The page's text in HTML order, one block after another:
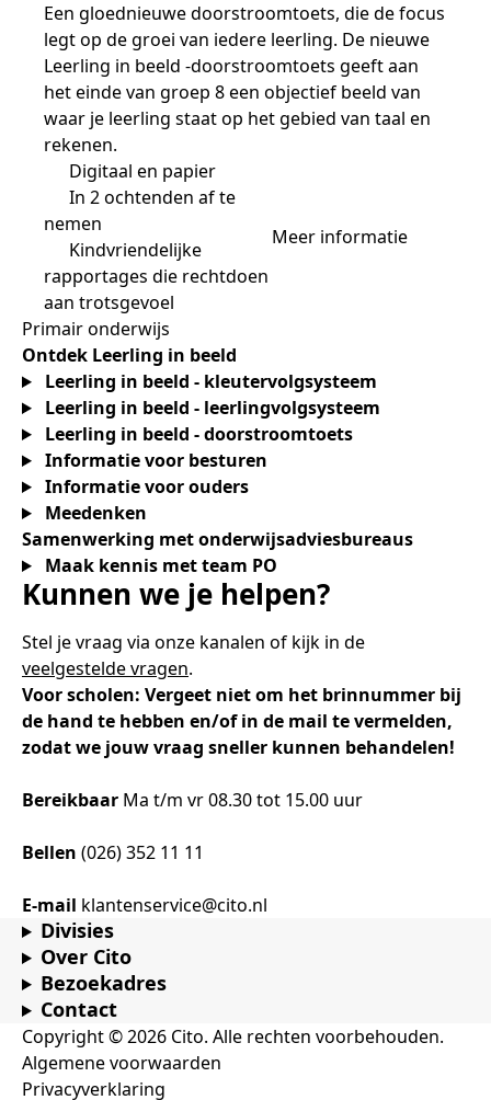
Een gloednieuwe doorstroomtoets, die de focus
legt op de groei van iedere leerling. De nieuwe
Leerling in beeld -doorstroomtoets geeft aan
het einde van groep 8 een objectief beeld van
waar je leerling staat op het gebied van taal en
rekenen.
Digitaal en papier
In 2 ochtenden af te
nemen
Kindvriendelijke
rapportages die rechtdoen
aan trotsgevoel
Meer informatie
Primair onderwijs
Ontdek Leerling in beeld
Leerling in beeld - kleutervolgsysteem
Leerling in beeld - leerlingvolgsysteem
Leerling in beeld - doorstroomtoets
Informatie voor besturen
Informatie voor ouders
Meedenken
Samenwerking met onderwijsadviesbureaus
Maak kennis met team PO
Kunnen we je helpen?
Stel je vraag via onze kanalen of kijk in de
veelgestelde vragen.
Voor scholen: Vergeet niet om het brinnummer bij
de hand te hebben en/of in de mail te vermelden,
zodat we jouw vraag sneller kunnen behandelen!
Bereikbaar Ma t/m vr 08.30 tot 15.00 uur
Bellen (026) 352 11 11
E-mail klantenservice@cito.nl
Divisies
Over Cito
Bezoekadres
Contact
Copyright © 2026 Cito. Alle rechten voorbehouden.
Algemene voorwaarden
Privacyverklaring